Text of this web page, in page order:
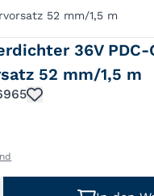
52 mm/1,5 m
36V
52 mm/1,5 m